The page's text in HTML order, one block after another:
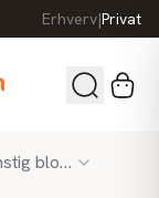
Erhverv|Privat
Amarant, 100cm, Lilla, Amaranthus, kunstig blomstergren